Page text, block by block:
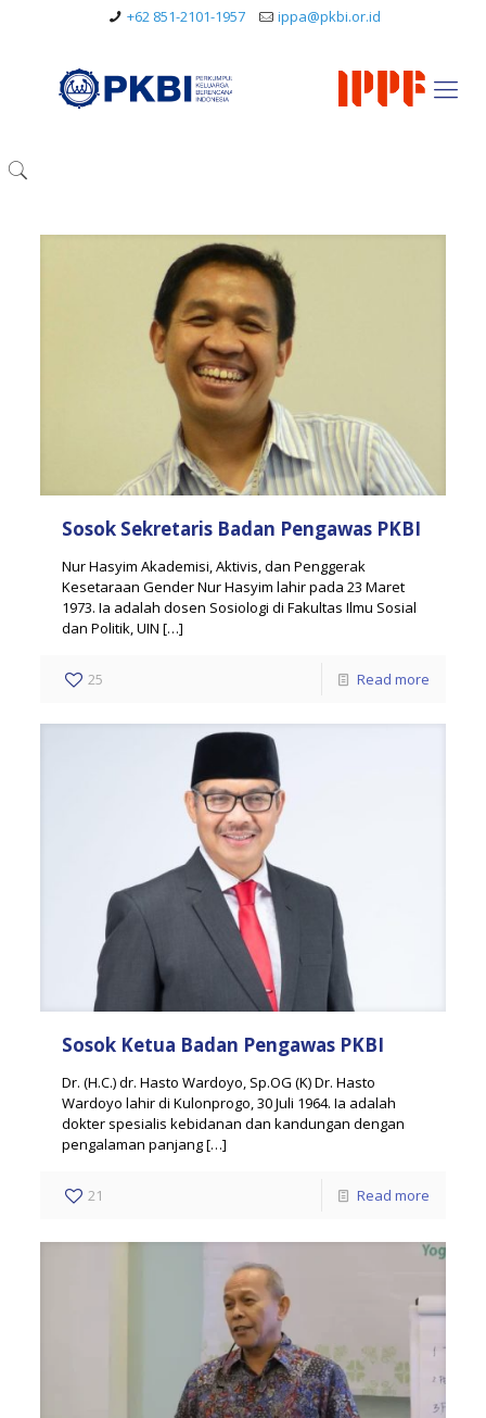
+62 851-2101-1957 ippa@pkbi.or.id
Sosok Sekretaris Badan Pengawas PKBI
Nur Hasyim Akademisi, Aktivis, dan Penggerak
Kesetaraan Gender Nur Hasyim lahir pada 23 Maret
1973. Ia adalah dosen Sosiologi di Fakultas Ilmu Sosial
dan Politik, UIN […]
25 Read more
Sosok Ketua Badan Pengawas PKBI
Dr. (H.C.) dr. Hasto Wardoyo, Sp.OG (K) Dr. Hasto
Wardoyo lahir di Kulonprogo, 30 Juli 1964. Ia adalah
dokter spesialis kebidanan dan kandungan dengan
pengalaman panjang[…]
21 Read more